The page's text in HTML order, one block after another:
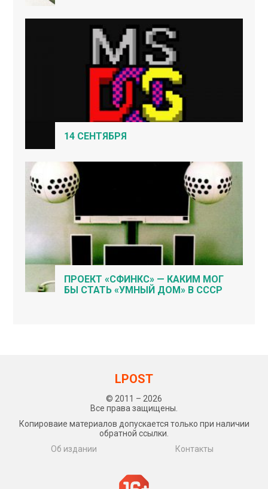
14 СЕНТЯБРЯ
ПРОЕКТ «СФИНКС» — КАКИМ МОГ
БЫ СТАТЬ «УМНЫЙ ДОМ» В СССР
LPOST
© 2011 – 2026
Все права защищены.
Копироваие материалов допускается только при наличии
обратной ссылки.
Об издании
Контакты